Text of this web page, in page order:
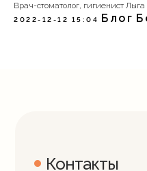
Врач-стоматолог, гигиенист
2022-12-12 15:04 Блог
Контакты